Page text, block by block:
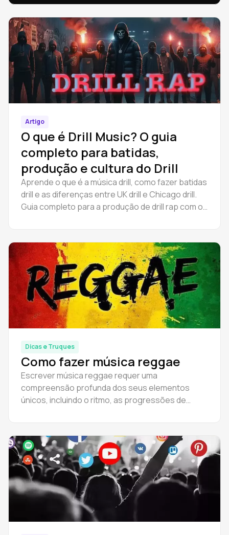
trabalho.
Artigo
O que é Drill Music? O guia
completo para batidas,
produção e cultura do Drill
Aprende o que é a música drill, como fazer batidas
drill e as diferenças entre UK drill e Chicago drill.
Guia completo para a produção de drill rap com o
Dicas e Truques
Como fazer música reggae
Escrever música reggae requer uma
compreensão profunda dos seus elementos
únicos, incluindo o ritmo, as progressões de